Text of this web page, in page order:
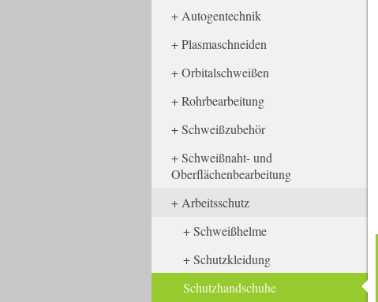
Autogentechnik
Plasmaschneiden
Orbitalschweißen
Rohrbearbeitung
Schweißzubehör
Schweißnaht- und
Oberflächenbearbeitung
Arbeitsschutz
Schweißhelme
Schutzkleidung
Schutzhandschuhe